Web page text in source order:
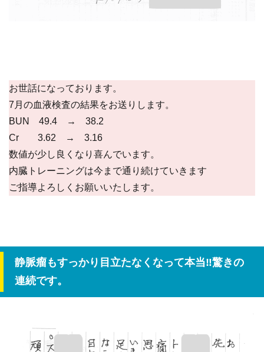
お世話になっております。
7月の血液検査の結果をお送りします。
BUN 49.4 → 38.2
Cr 3.62 → 3.16
数値が少し良くなり喜んでいます。
内臓トレーニングは今まで通り続けていきます
ご指導よろしくお願いいたします。
静脈瘤もすっかり目立たなくなって本当‼驚きの
連続です。